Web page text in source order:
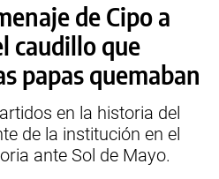
de Cipo a
caudillo que
papas quemaban
en la historia del
de la institución en el
ante Sol de Mayo.